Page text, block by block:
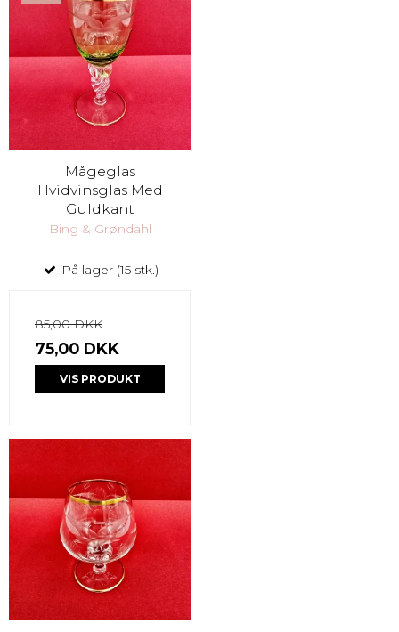
Mågeglas
Hvidvinsglas Med
Guldkant
Bing & Grøndahl
På lager (15 stk.)
85,00 DKK
75,00 DKK
VIS PRODUKT